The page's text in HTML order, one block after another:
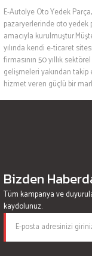
E-Autolye Oto Yedek
pazaryerlerinde oto yedek
amacıyla
yılında kendi e-ticaret
firmasının 50 yıllık
gelişmeleri yakından
hizmet veren güçlü bir
Bizden
Tüm kampanya ve
kaydolunuz.